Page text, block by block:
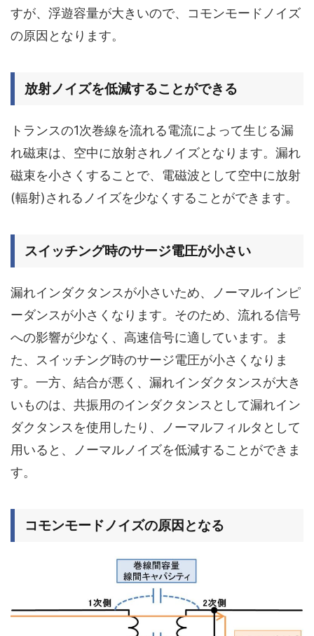
すが、浮遊容量が大きいので、 コモンモードノイズ
の原因となります。
放射ノイズを低減することができる
トランスの1次巻線を流れる電流によって生じる漏
れ磁束は、空中に放射されノイズとなります。漏れ
磁束を小さくすることで、電磁波として空中に放射
(輻射)されるノイズを少なくすることができます。
スイッチング時のサージ電圧が小さい
漏れインダクタンスが小さいため、ノーマルインピ
ーダンスが小さくなります。そのため、流れる信号
への影響が少なく、高速信号に適しています。ま
た、スイッチング時のサージ電圧が小さくなりま
す。一方、結合が悪く、漏れインダクタンスが大き
いものは、共振用のインダクタンスとして漏れイン
ダクタンスを使用したり、ノーマルフィルタとして
用いると、ノーマルノイズを低減することができま
す。
コモンモードノイズの原因となる